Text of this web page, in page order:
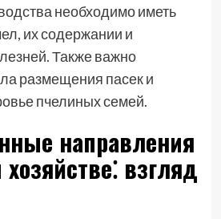
необходимо иметь
их содержании и
Также важно
размещения пасек и
пчелиных семей.
направления
взгляд